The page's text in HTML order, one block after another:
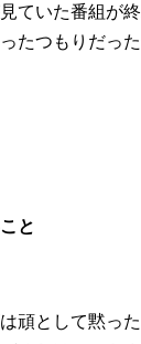
ていた番組が
たつもりだっ
と
頑として黙った